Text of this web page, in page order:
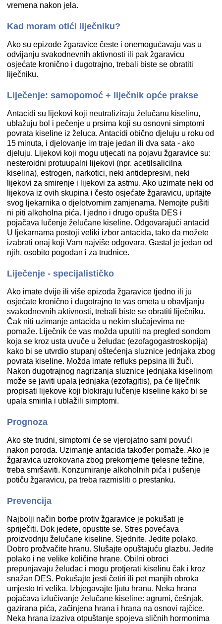
vremena nakon jela.
Kad moram otići liječniku?
Ako su epizode žgaravice česte i onemogućavaju vas u
odvijanju svakodnevnih aktivnosti ili pak žgaravicu
osjećate kronično i dugotrajno, trebali biste se obratiti
liječniku.
Liječenje: samopomoć + liječnik opće prakse
Antacidi su lijekovi koji neutraliziraju želučanu kiselinu,
ublažuju bol i pečenje u prsima koji su osnovni simptomi
povrata kiseline iz želuca. Antacidi obično djeluju u roku od
15 minuta, i djelovanje im traje jedan ili dva sata - ako
djeluju. Lijekovi koji mogu utjecati na pojavu žgaravice su:
nesteroidni protuupalni lijekovi (npr. acetilsalicilna
kiselina), estrogen, narkotici, neki antidepresivi, neki
lijekovi za smirenje i lijekovi za astmu. Ako uzimate neki od
lijekova iz ovih skupina i često osjećate žgaravicu, upitajte
svog ljekarnika o djelotvornim zamjenama. Nemojte pušiti
ni piti alkoholna pića. I jedno i drugo opušta DES i
pojačava lučenje želučane kiseline. Odgovarajući antacid
U ljekarnama postoji veliki izbor antacida, tako da možete
izabrati onaj koji Vam najviše odgovara. Gastal je jedan od
njih, osobito pogodan i za trudnice.
Liječenje - specijalističko
Ako imate dvije ili više epizoda žgaravice tjedno ili ju
osjećate kronično i dugotrajno te vas ometa u obavljanju
svakodnevnih aktivnosti, trebali biste se obratiti liječniku.
Čak niti uzimanje antacida u nekim slučajevima ne
pomaže. Liječnik će vas možda uputiti na pregled sondom
koja se kroz usta uvuče u želudac (ezofagogastroskopija)
kako bi se utvrdio stupanj oštećenja sluznice jednjaka zbog
povrata kiseline. Možda imate refluks pepsina ili žuči.
Nakon dugotrajnog nagrizanja sluznice jednjaka kiselinom
može se javiti upala jednjaka (ezofagitis), pa će liječnik
propisati lijekove koji blokiraju lučenje kiseline kako bi se
upala smirila i ublažili simptomi.
Prognoza
Ako ste trudni, simptomi će se vjerojatno sami povući
nakon poroda. Uzimanje antacida također pomaže. Ako je
žgaravica uzrokovana zbog prekomjerne tjelesne težine,
treba smršaviti. Konzumiranje alkoholnih pića i pušenje
potiču žgaravicu, pa treba razmisliti o prestanku.
Prevencija
Najbolji način borbe protiv žgaravice je pokušati je
spriječiti. Dok jedete, opustite se. Stres povećava
proizvodnju želučane kiseline. Sjednite. Jedite polako.
Dobro prožvačite hranu. Slušajte opuštajuću glazbu. Jedite
polako i ne velike količine hrane. Obilni obroci
prepunjavaju želudac i mogu protjerati kiselinu čak i kroz
snažan DES. Pokušajte jesti četiri ili pet manjih obroka
umjesto tri velika. Izbjegavajte ljutu hranu. Neka hrana
pojačava izlučivanje želučane kiseline: agrumi, češnjak,
gazirana pića, začinjena hrana i hrana na osnovi rajčice.
Neka hrana izaziva otpuštanje spojeva sličnih hormonima